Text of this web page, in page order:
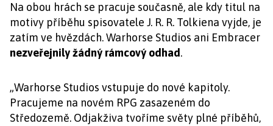
Na obou hrách se pracuje současně, ale kdy titul na
motivy příběhu spisovatele J. R. R. Tolkiena vyjde, je
zatím ve hvězdách. Warhorse Studios ani Embracer
nezveřejnily žádný rámcový odhad.
„Warhorse Studios vstupuje do nové kapitoly.
Pracujeme na novém RPG zasazeném do
Středozemě. Odjakživa tvoříme světy plné příběhů,